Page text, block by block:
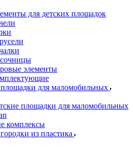
для детских площадок
элементы
площадки для маломобильных
площадки для маломобильных
комплексы
из пластика